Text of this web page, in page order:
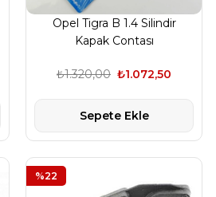
Opel Tigra B 1.4 Silindir
Kapak Contası
₺1.072,50
₺1.320,00
Sepete Ekle
%22